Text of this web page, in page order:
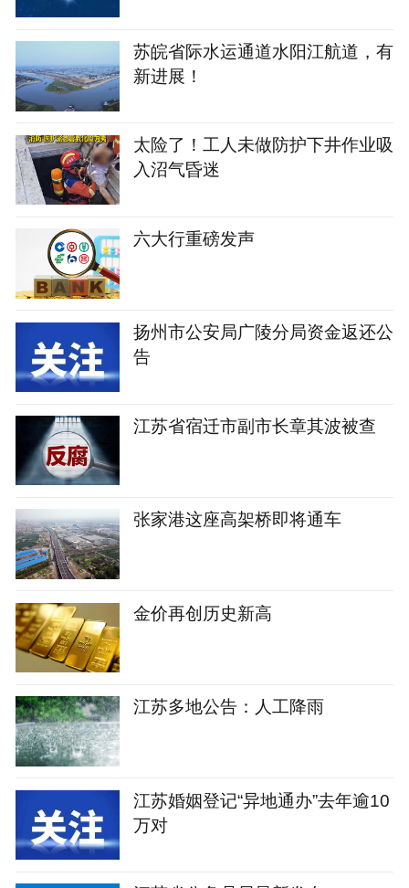
苏皖省际水运通道水阳江航道，有
新进展！
太险了！工人未做防护下井作业吸
入沼气昏迷
六大行重磅发声
扬州市公安局广陵分局资金返还公
告
江苏省宿迁市副市长章其波被查
张家港这座高架桥即将通车
金价再创历史新高
江苏多地公告：人工降雨
江苏婚姻登记“异地通办”去年逾10
万对